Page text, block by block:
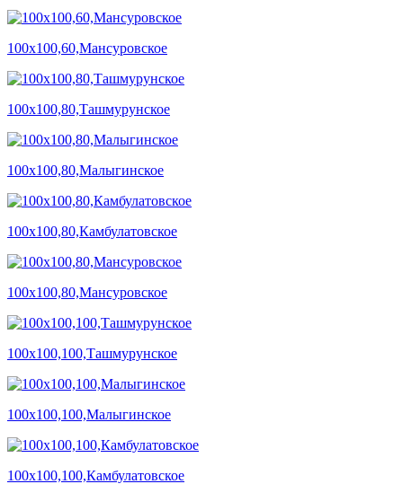
100х100,60,Мансуровское
100х100,80,Ташмурунское
100х100,80,Малыгинское
100х100,80,Камбулатовское
100х100,80,Мансуровское
100х100,100,Ташмурунское
100х100,100,Малыгинское
100х100,100,Камбулатовское